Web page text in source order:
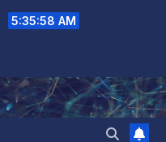
5:35:59 AM